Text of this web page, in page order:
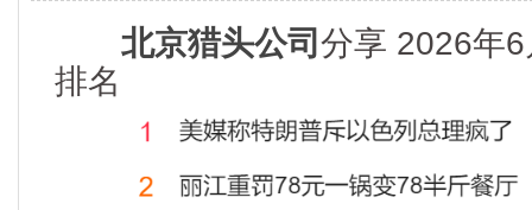
北京猎头公司分享 2026年
排名